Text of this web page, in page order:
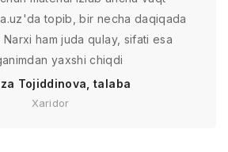
topib, bir necha daqiqada
ham juda qulay, sifati esa
yaxshi chiqdi
Tojiddinova, talaba
Xaridor